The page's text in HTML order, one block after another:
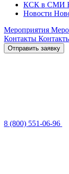
КСК в СМИ
Новости
Мероприятия
Контакты
Отправить заявку
8 (800) 551-06-96